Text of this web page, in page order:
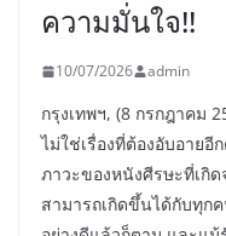
ความมั่นใจ!!
10/07/2026 admin
กรุงเทพฯ, (8 กรกฎาคม
ไม่ใช่เรื่องที่ต้องอับอายอี
ภาวะของหนังศีรษะที่เกิ
สามารถเกิดขึ้นได้กับทุก